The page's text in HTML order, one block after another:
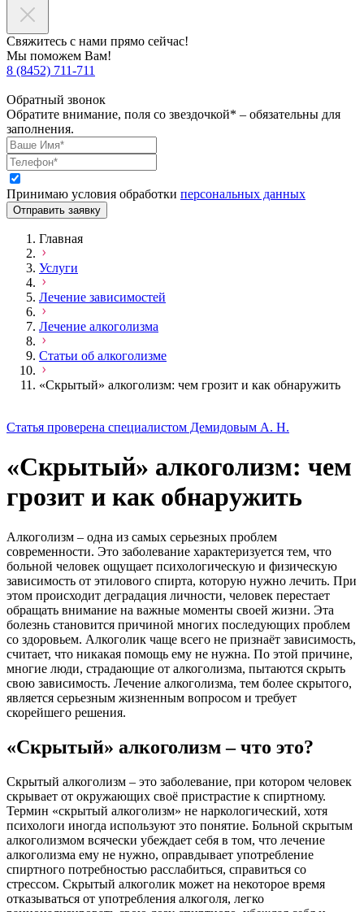
Свяжитесь с нами прямо сейчас!
Мы поможем Вам!
8 (8452) 711-711
Обратный звонок
Обратите внимание, поля со звездочкой* – обязательны для
заполнения.
Принимаю условия обработки персональных данных
Отправить заявку
Главная
Услуги
Лечение зависимостей
Лечение алкоголизма
Статьи об алкоголизме
«Скрытый» алкоголизм: чем грозит и как обнаружить
Статья проверена специалистом Демидовым А. Н.
«Скрытый» алкоголизм: чем
грозит и как обнаружить
Алкоголизм – одна из самых серьезных проблем
современности. Это заболевание характеризуется тем, что
больной человек ощущает психологическую и физическую
зависимость от этилового спирта, которую нужно лечить. При
этом происходит деградация личности, человек перестает
обращать внимание на важные моменты своей жизни. Эта
болезнь становится причиной многих последующих проблем
со здоровьем. Алкоголик чаще всего не признаёт зависимость,
считает, что никакая помощь ему не нужна. По этой причине,
многие люди, страдающие от алкоголизма, пытаются скрыть
свою зависимость. Лечение алкоголизма, тем более скрытого,
является серьезным жизненным вопросом и требует
скорейшего решения.
«Скрытый» алкоголизм – что это?
Скрытый алкоголизм – это заболевание, при котором человек
скрывает от окружающих своё пристрастие к спиртному.
Термин «скрытый алкоголизм» не наркологический, хотя
психологи иногда используют это понятие. Больной скрытым
алкоголизмом всячески убеждает себя в том, что лечение
алкоголизма ему не нужно, оправдывает употребление
спиртного потребностью расслабиться, справиться со
стрессом. Скрытый алкоголик может на некоторое время
отказываться от употребления алкоголя, легко